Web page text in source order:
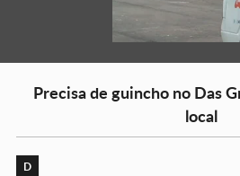
Precisa de guincho no Das
local
D